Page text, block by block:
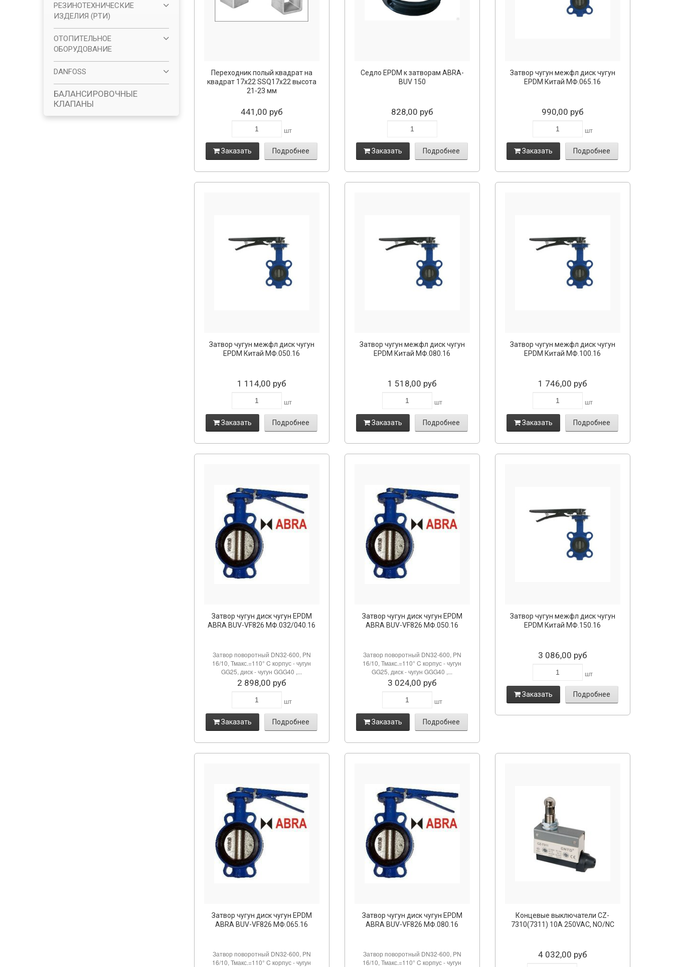
Переходник полый квадрат на
квадрат 17х22 SSQ17x22 высота
21-23 мм
441,00 руб
шт
Заказать Подробнее
Седло EPDM к затворам ABRA-
BUV 150
828,00 руб
Заказать Подробнее
Затвор чугун межфл диск чугун
EPDM Китай МФ.065.16
990,00 руб
шт
Заказать Подробнее
Затвор чугун межфл диск чугун
EPDM Китай МФ.050.16
1 114,00 руб
шт
Заказать Подробнее
Затвор чугун межфл диск чугун
EPDM Китай МФ.080.16
1 518,00 руб
шт
Заказать Подробнее
Затвор чугун межфл диск чугун
EPDM Китай МФ.100.16
1 746,00 руб
шт
Заказать Подробнее
Затвор чугун диск чугун EPDM
ABRA BUV-VF826 МФ.032/040.16
Затвор поворотный DN32-600, PN
16/10, Тмакс.=110° C корпус - чугун
GG25, диск - чугун GGG40 ,...
2 898,00 руб
шт
Заказать Подробнее
Затвор чугун диск чугун EPDM
ABRA BUV-VF826 МФ.050.16
Затвор поворотный DN32-600, PN
16/10, Тмакс.=110° C корпус - чугун
GG25, диск - чугун GGG40 ,...
3 024,00 руб
шт
Заказать Подробнее
Затвор чугун межфл диск чугун
EPDM Китай МФ.150.16
3 086,00 руб
шт
Заказать Подробнее
Затвор чугун диск чугун EPDM
ABRA BUV-VF826 МФ.065.16
Затвор поворотный DN32-600, PN
16/10, Тмакс.=110° C корпус - чугун
Затвор чугун диск чугун EPDM
ABRA BUV-VF826 МФ.080.16
Затвор поворотный DN32-600, PN
16/10, Тмакс.=110° C корпус - чугун
Концевые выключатели CZ-
7310(7311) 10A 250VAC, NO/NC
4 032,00 руб
РЕЗИНОТЕХНИЧЕСКИЕ
ИЗДЕЛИЯ (РТИ)
ОТОПИТЕЛЬНОЕ
ОБОРУДОВАНИЕ
DANFOSS
БАЛАНСИРОВОЧНЫЕ
КЛАПАНЫ